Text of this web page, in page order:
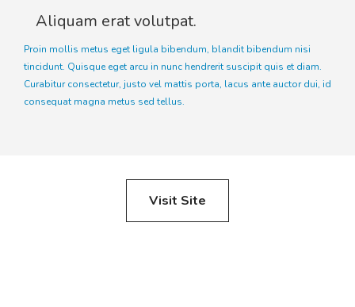
Aliquam erat volutpat.
Proin mollis metus eget ligula bibendum, blandit bibendum nisi
tincidunt. Quisque eget arcu in nunc hendrerit suscipit quis et diam.
Curabitur consectetur, justo vel mattis porta, lacus ante auctor dui, id
consequat magna metus sed tellus.
Visit Site